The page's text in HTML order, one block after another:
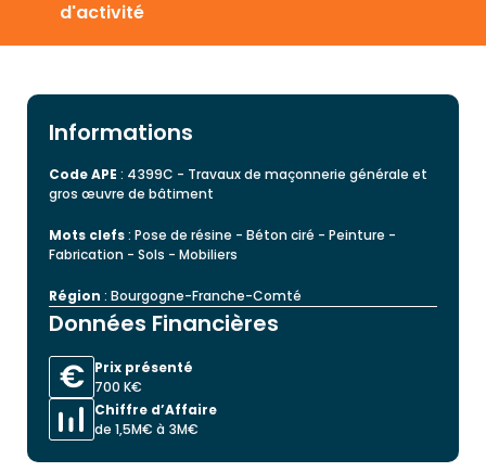
d'activité
Informations
Code APE : 4399C - Travaux de maçonnerie générale et
gros œuvre de bâtiment
Mots clefs: Pose de résine - Béton ciré - Peinture -
Fabrication - Sols - Mobiliers
Région : Bourgogne-Franche-Comté
Données Financières
Prix présenté
700 K€
Chiffre d’Affaire
de 1,5M€ à 3M€